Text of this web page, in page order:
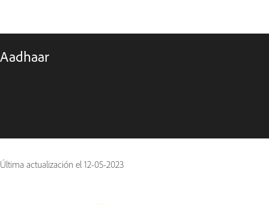
Aadhaar
Última actualización el 12-05-2023